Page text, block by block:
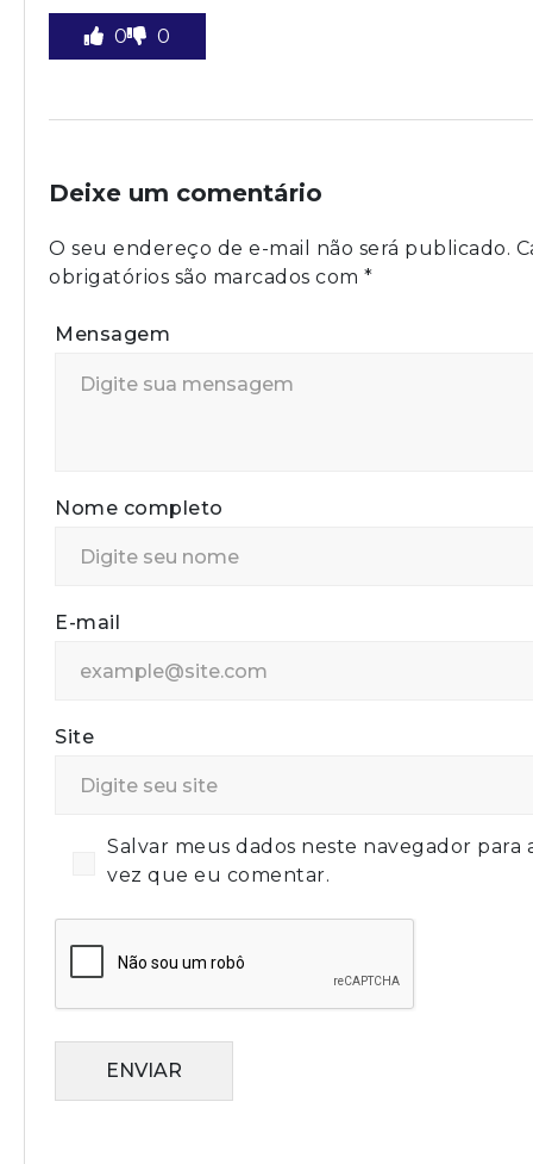
0 0
Deixe um comentário
O seu endereço de e-mail não será publicado.
obrigatórios são marcados com *
Mensagem
Nome completo
E-mail
Site
Salvar meus dados neste navegador para
vez que eu comentar.
ENVIAR